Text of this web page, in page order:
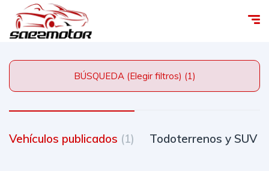
BÚSQUEDA (Elegir filtros) (1)
Vehículos publicados (1) Todoterrenos y SUV